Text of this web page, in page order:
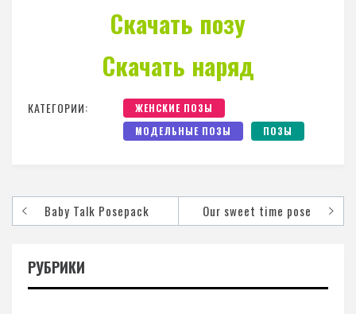
Скачать позу
Скачать наряд
КАТЕГОРИИ:
ЖЕНСКИЕ ПОЗЫ
МОДЕЛЬНЫЕ ПОЗЫ
ПОЗЫ
Baby Talk Posepack Our sweet time pose
РУБРИКИ